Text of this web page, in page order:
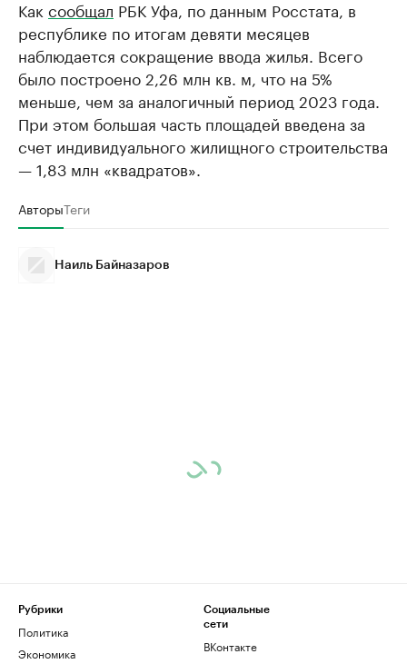
Как сообщал РБК Уфа, по данным Росстата, в
республике по итогам девяти месяцев
наблюдается сокращение ввода жилья. Всего
было построено 2,26 млн кв. м, что на 5%
меньше, чем за аналогичный период 2023 года.
При этом большая часть площадей введена за
счет индивидуального жилищного строительства
— 1,83 млн «квадратов».
АвторыТеги
Наиль Байназаров
Рубрики
Политика
Экономика
Социальные
сети
ВКонтакте